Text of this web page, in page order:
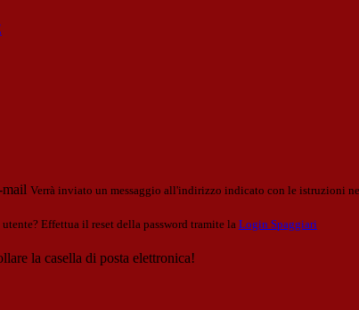
Verrà inviato un messaggio all'indirizzo indicato con le istruzioni
Effettua il reset della password tramite la Login Spaggiari
la casella di posta elettronica!